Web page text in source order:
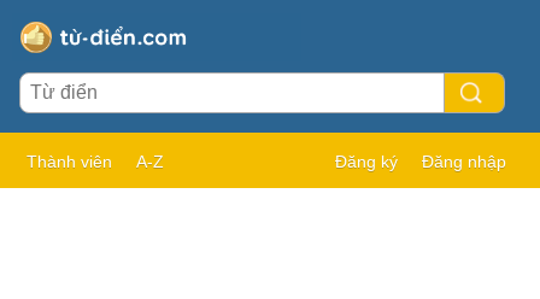
Thành viên A-Z Đăng ký Đăng nhập